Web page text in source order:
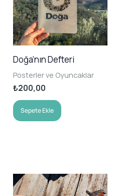
Doğa’nın Defteri
Posterler ve Oyuncaklar
₺200,00
Sepete Ekle